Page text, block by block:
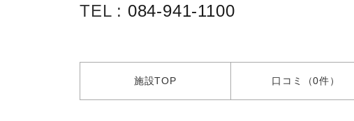
TEL : 084-941-1100
施設TOP 口コミ （0件）